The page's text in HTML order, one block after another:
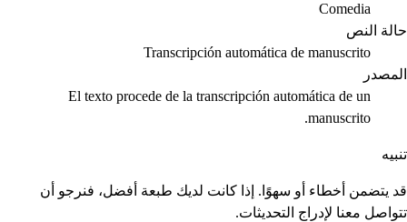
Comedia
حالة النص
Transcripción automática de manuscrito
المصدر
El texto procede de la transcripción automática de un
manuscrito.
تنبيه
قد يتضمن أخطاء أو سهوًا. إذا كانت لديك طبعة أفضل، فنرجو أن
تتواصل معنا لإدراج التحديثات.